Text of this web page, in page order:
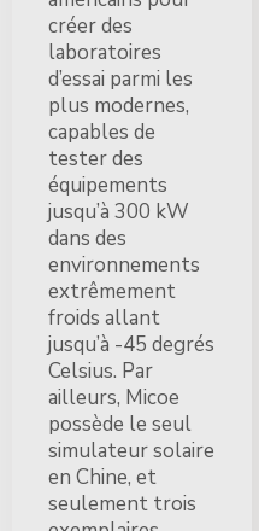
créer des
laboratoires
d’essai parmi les
plus modernes,
capables de
tester des
équipements
jusqu’à 300 kW
dans des
environnements
extrêmement
froids allant
jusqu’à -45 degrés
Celsius. Par
ailleurs, Micoe
possède le seul
simulateur solaire
en Chine, et
seulement trois